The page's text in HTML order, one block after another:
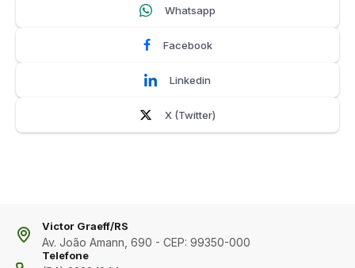
Whatsapp
Facebook
Linkedin
X (Twitter)
Victor Graeff/RS
Av. João Amann, 690 - CEP: 99350-000
Telefone